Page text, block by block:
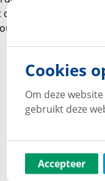
soort juridische
inschakelen weet je
Cookies
Om deze
gebruikt deze
Accepteer